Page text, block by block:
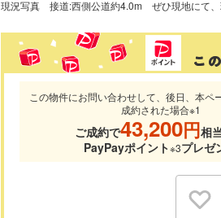
現況写真
この物件にお問い合わせして、後日、本ペ
成約された場合※1
ご成約で43,200円相
PayPayポイント※3プレゼ